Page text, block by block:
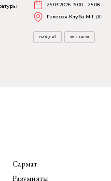
26.03.2026 16:00 -
Галерэя Клуба MiL
УРОЦЛАЎ ВЫСТАВЫ
Сармат
Разумняты